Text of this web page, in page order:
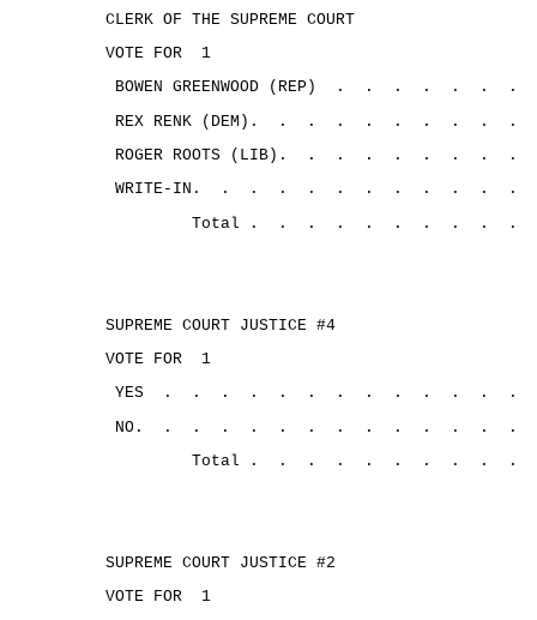
CLERK OF THE SUPREME COURT
VOTE FOR
1
BOWEN GREENWOOD (REP)
. . . . . .
.
REX RENK (DEM).
. . . . . . . .
.
ROGER ROOTS (LIB).
. . . . . . .
.
WRITE-IN.
. . . . . . . . . .
.
Total .
. . . . . . . . .
SUPREME COURT JUSTICE #4
VOTE FOR
1
YES
. . . . . . . . . . . .
.
NO.
. . . . . . . . . . . .
.
Total .
. . . . . . . . .
SUPREME COURT JUSTICE #2
VOTE FOR
1